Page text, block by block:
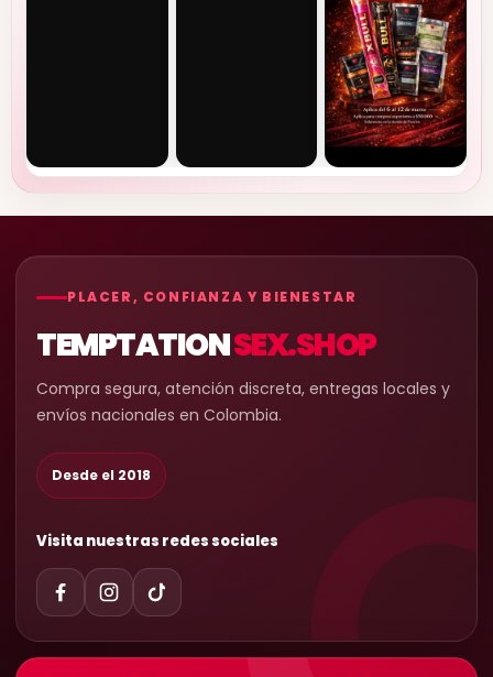
PLACER, CONFIANZA Y BIENESTAR
TEMPTATIONSEX.SHOP
Compra segura, atención discreta, entregas locales y
envíos nacionales en Colombia.
Desde el 2018
Visita nuestras redes sociales